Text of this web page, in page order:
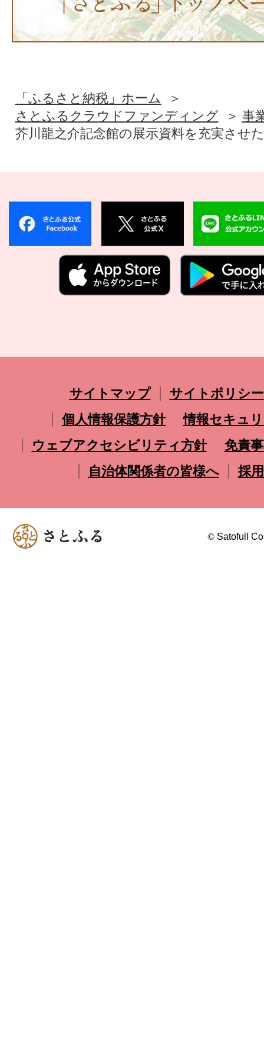
「ふるさと納税」ホーム
さとふるクラウドファンディング
事
芥川龍之介記念館の展示資料を充実させ
サイトマップ
サイトポリシー
個人情報保護方針
情報セキュ
ウェブアクセシビリティ方針
免責
自治体関係者の皆様へ
採
© Satofull